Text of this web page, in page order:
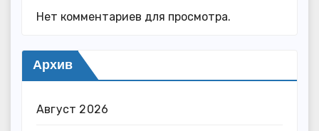
Нет комментариев для просмотра.
Архив
Август 2026